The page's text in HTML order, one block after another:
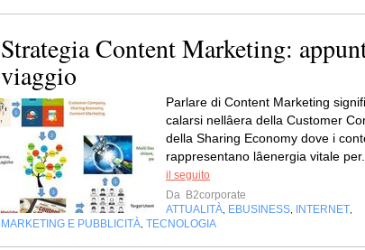
Strategia Content Marketing:
viaggio
Parlare di Content Marketing
calarsi nellâera della Customer
della Sharing Economy dove i
rappresentano lâenergia vitale
il seguito
Da B2corporate
ATTUALITÀ EBUSINESS INTERNET
MARKETING E PUBBLICITÀ TECNOLOGIA